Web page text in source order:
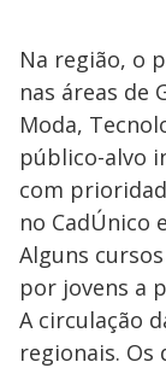
Na região, o
nas áreas de
Moda,
público-alvo
com
no CadÚnico
Alguns
por jovens a
A circulação
regionais.